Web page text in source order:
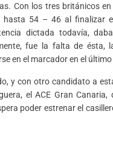
Con los tres británicos en
hasta 54 – 46 al finalizar
dictada todavía,
fue la falta de ésta,
en el marcador en el
y con otro candidato a
el ACE Gran Canaria,
poder estrenar el